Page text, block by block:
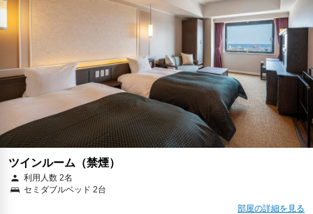
ツインルーム（禁煙）
利用人数 2名
セミダブルベッド 2台
部屋の詳細を見る